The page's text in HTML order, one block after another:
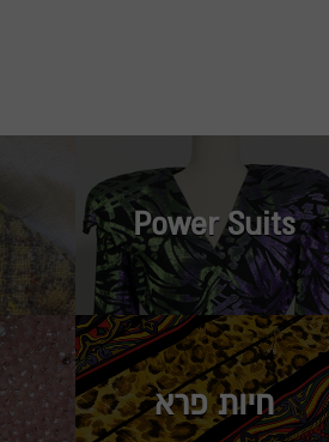
Power Suits
חיות פרא